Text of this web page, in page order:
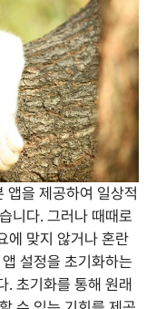
앱을 제공하여 일상적
니다. 그러나 때때로
에 맞지 않거나 혼란
설정을 초기화하는
. 초기화를 통해 원래